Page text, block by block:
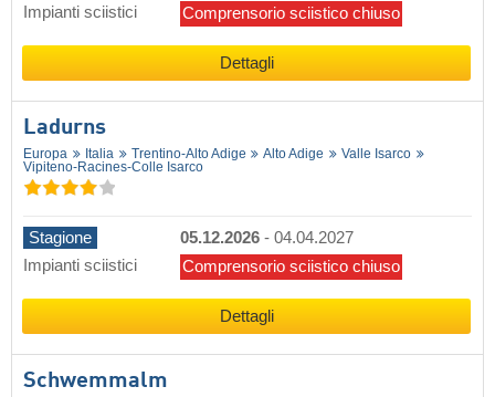
Impianti sciistici
Comprensorio sciistico chiuso
Dettagli
Ladurns
Europa Italia Trentino-Alto Adige Alto Adige
Valle Isarco
Vipiteno-Racines-Colle Isarco
Stagione 05.12.2026 - 04.04.2027
Impianti sciistici
Comprensorio sciistico chiuso
Dettagli
Schwemmalm